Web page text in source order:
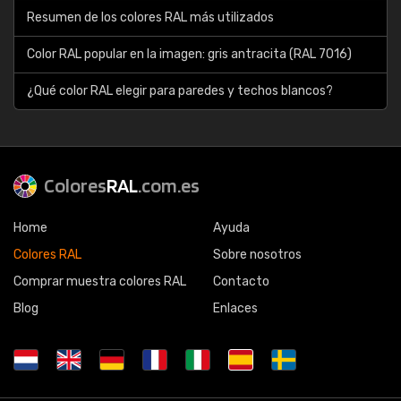
Resumen de los colores RAL más utilizados
Color RAL popular en la imagen: gris antracita (RAL 7016)
¿Qué color RAL elegir para paredes y techos blancos?
ColoresRAL.com.es
Home
Colores RAL
Comprar muestra colores RAL
Blog
Ayuda
Sobre nosotros
Contacto
Enlaces